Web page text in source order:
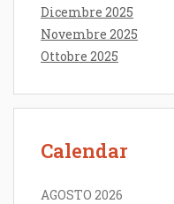
Dicembre 2025
Novembre 2025
Ottobre 2025
Calendar
AGOSTO 2026